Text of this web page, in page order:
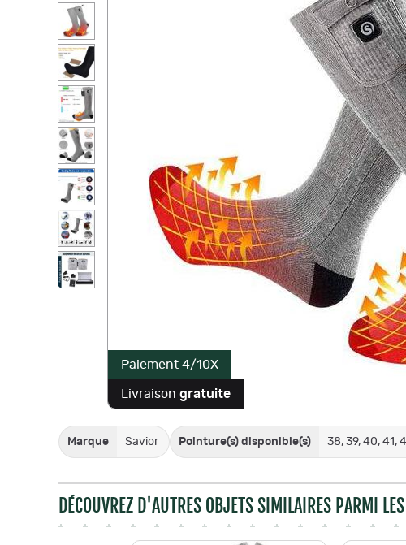
Paiement 4/10X
Livraison gratuite
Marque Savior Pointure(s) disponible(s) 38, 39, 40, 41,
DÉCOUVREZ D'AUTRES OBJETS SIMILAIRES PARMI LES